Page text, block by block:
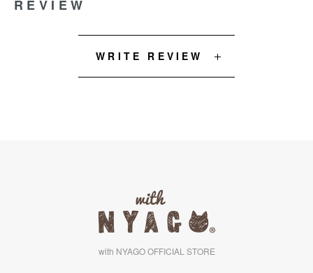
REVIEW
WRITE REVIEW
with NYAGO OFFICIAL STORE